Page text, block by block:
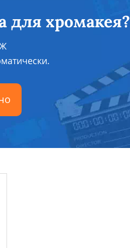
хромакея?